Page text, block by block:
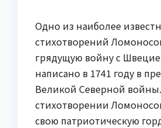
Одно из наиболее
стихотворений
грядущую войну с
написано в 1741 году в
Великой Северной
стихотворении
свою патриотическую